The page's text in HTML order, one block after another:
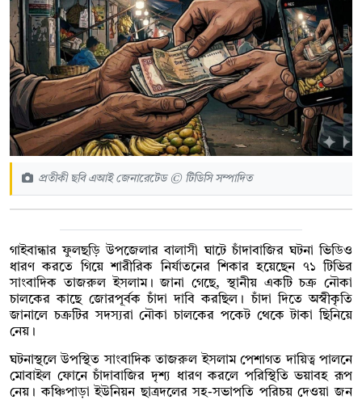
প্রতীকী ছবি এআই জেনারেটেড © টিডিসি সম্পাদিত
গাইবান্ধার ফুলছড়ি উপজেলার বালাসী ঘাটে চাঁদাবাজির ঘটনা ভিডিও
ধারণ করতে গিয়ে শারীরিক নির্যাতনের শিকার হয়েছেন ৭১ টিভির
সাংবাদিক তাজরুল ইসলাম। জানা গেছে, স্থানীয় একটি চক্র নৌকা
চালকের কাছে জোরপূর্বক চাঁদা দাবি করছিল। চাঁদা দিতে অস্বীকৃতি
জানালে চক্রটির সদস্যরা নৌকা চালকের পকেট থেকে টাকা ছিনিয়ে
নেয়।
ঘটনাস্থলে উপস্থিত সাংবাদিক তাজরুল ইসলাম পেশাগত দায়িত্ব পালনে
মোবাইল ফোনে চাঁদাবাজির দৃশ্য ধারণ করলে পরিস্থিতি ভয়াবহ রূপ
নেয়। কঞ্চিপাড়া ইউনিয়ন ছাত্রদলের সহ-সভাপতি পরিচয় দেওয়া জন